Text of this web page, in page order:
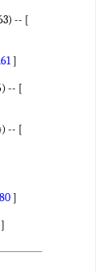
-- [
]
-- [
-- [
]
]